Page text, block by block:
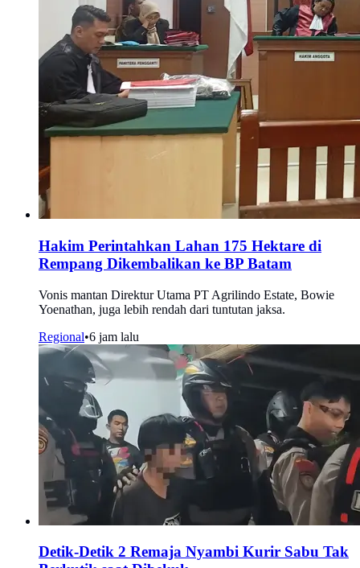
Hakim Perintahkan Lahan 175 Hektare di
Rempang Dikembalikan ke BP Batam
Vonis mantan Direktur Utama PT Agrilindo Estate, Bowie
Yoenathan, juga lebih rendah dari tuntutan jaksa.
Regional•6 jam lalu
Detik-Detik 2 Remaja Nyambi Kurir Sabu Tak